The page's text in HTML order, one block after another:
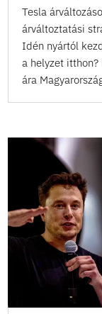
Tesla
árváltoztatási
Idén nyártól
a helyzet itthon?
ára